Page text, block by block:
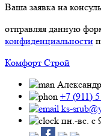
Ваша заявка на
отправляя данную
конфиденциальности
Комфорт Строй
Александр
+7 (911)
ks-
пн.-вс. с